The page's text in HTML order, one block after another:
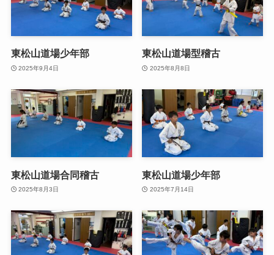
東松山道場少年部
2025年9月4日
東松山道場型稽古
2025年8月8日
東松山道場合同稽古
2025年8月3日
東松山道場少年部
2025年7月14日